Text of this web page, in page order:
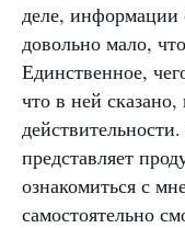
деле, информации
довольно мало,
Единственное,
что в ней сказано,
представляет
ознакомиться с
самостоятельно